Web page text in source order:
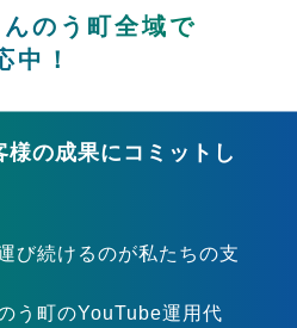
のう町全域で
！
の成果にコミットし
び続けるのが私たちの支
う町のYouTube運用代